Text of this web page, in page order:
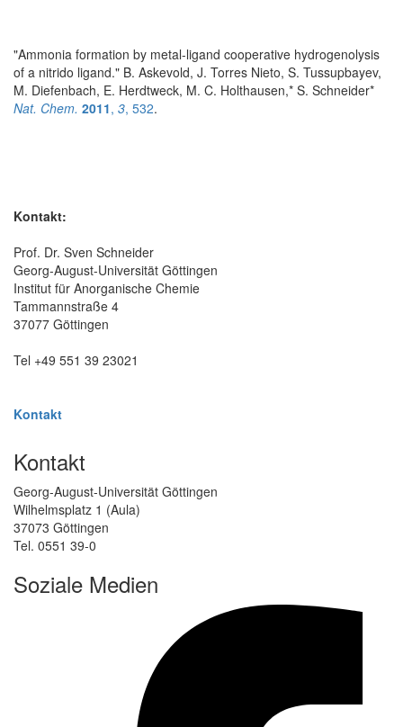
"Ammonia formation by metal-ligand cooperative hydrogenolysis
of a nitrido ligand." B. Askevold, J. Torres Nieto, S. Tussupbayev,
M. Diefenbach, E. Herdtweck, M. C. Holthausen,* S. Schneider*
Nat. Chem. 2011, 3, 532.
Kontakt:
Prof. Dr. Sven Schneider
Georg-August-Universität Göttingen
Institut für Anorganische Chemie
Tammannstraße 4
37077 Göttingen
Tel +49 551 39 23021
Kontakt
Kontakt
Georg-August-Universität Göttingen
Wilhelmsplatz 1 (Aula)
37073 Göttingen
Tel. 0551 39-0
Soziale Medien